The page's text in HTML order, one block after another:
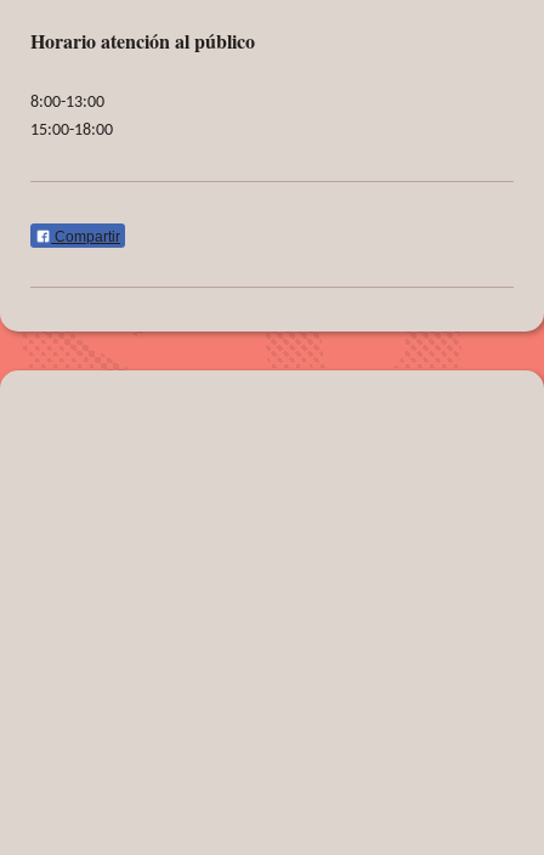
Horario atención al público
8:00-13:00
15:00-18:00
Compartir